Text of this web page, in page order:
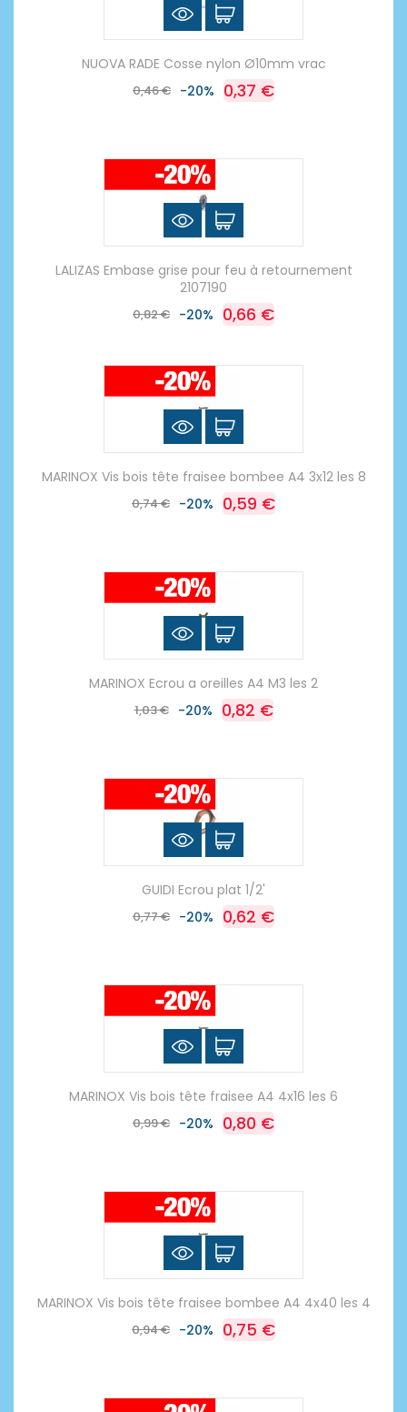
NUOVA RADE Cosse nylon Ø10mm vrac
0,46 € -20% 0,37 €
LALIZAS Embase grise pour feu à retournement
2107190
0,82 € -20% 0,66 €
MARINOX Vis bois tête fraisee bombee A4 3x12 les 8
0,74 € -20% 0,59 €
MARINOX Ecrou a oreilles A4 M3 les 2
1,03 € -20% 0,82 €
GUIDI Ecrou plat 1/2'
0,77 € -20% 0,62 €
MARINOX Vis bois tête fraisee A4 4x16 les 6
0,99 € -20% 0,80 €
MARINOX Vis bois tête fraisee bombee A4 4x40 les 4
0,94 € -20% 0,75 €